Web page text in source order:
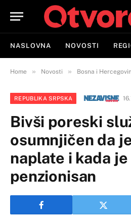
NASLOVNA NOVOSTI
Home » Novosti » Bosna i
REPUBLIKA SRPSKA
Bivši poreski
osumnjičen da
naplate i kada je
penzionisan